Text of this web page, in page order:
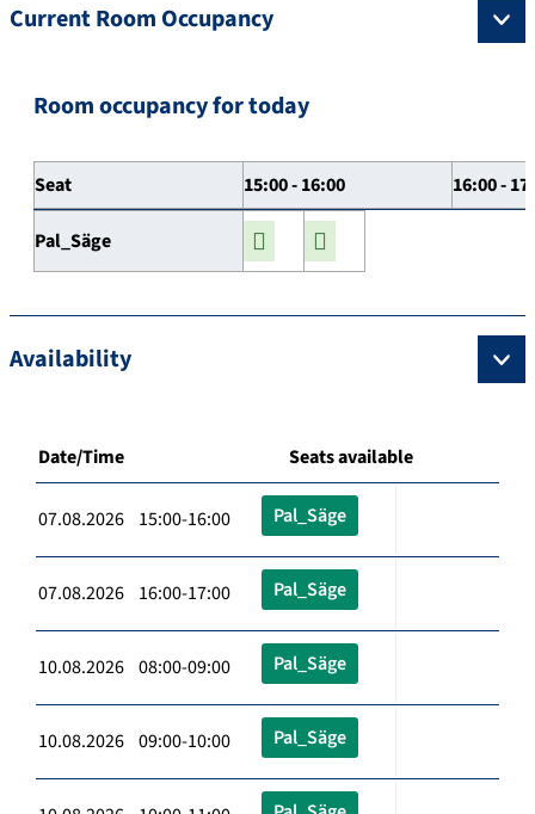
Current Room Occupancy
Room occupancy for today
Seat 15:00 - 16:00 16:00 -
Pal_Säge
Availability
Date/Time Seats available
07.08.2026 15:00-16:00 Pal_Säge
07.08.2026 16:00-17:00 Pal_Säge
10.08.2026 08:00-09:00 Pal_Säge
10.08.2026 09:00-10:00 Pal_Säge